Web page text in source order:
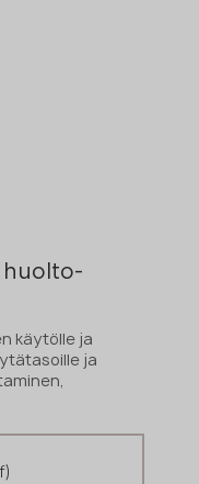
huolto-
käytölle ja
ja